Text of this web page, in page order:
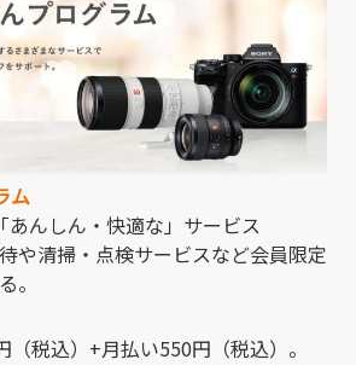
ム
あんしん・快適な」サービス
や清掃・点検サービスなど会員限定
。
税込）+月払い550円（税込）。